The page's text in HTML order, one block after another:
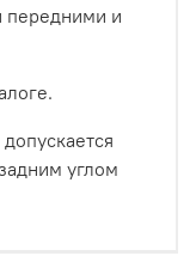
передними и
углом